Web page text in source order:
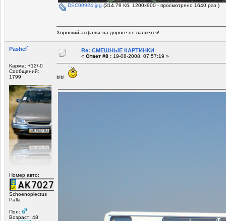
DSC00924.jpg (314.79 Кб, 1200x900 - просмотрено 1640 раз.)
Хороший асфальт на дороге не валяется!
Pashel`
Карма: +12/-0
Сообщений:
1799
Номер авто:
Schoenoplectus
Palla
Пол:
Возраст: 48
Re: СМЕШНЫЕ КАРТИНКИ
« Ответ #8 : 19-08-2008, 07:57:19 »
ыы